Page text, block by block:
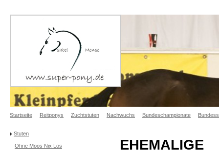
Startseite Reitponys Zuchtstuten Nachwuchs Bundeschampionate
EHEMALIGE
Stuten
Ohne Moos Nix Los